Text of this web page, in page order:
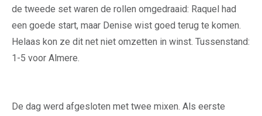
de tweede set waren de rollen omgedraaid: Raquel had
een goede start, maar Denise wist goed terug te komen.
Helaas kon ze dit net niet omzetten in winst. Tussenstand:
1-5 voor Almere.
De dag werd afgesloten met twee mixen. Als eerste